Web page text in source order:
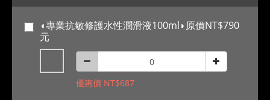
◖專業抗敏修護水性潤滑液100ml◗原價NT$790
元
優惠價 NT$687